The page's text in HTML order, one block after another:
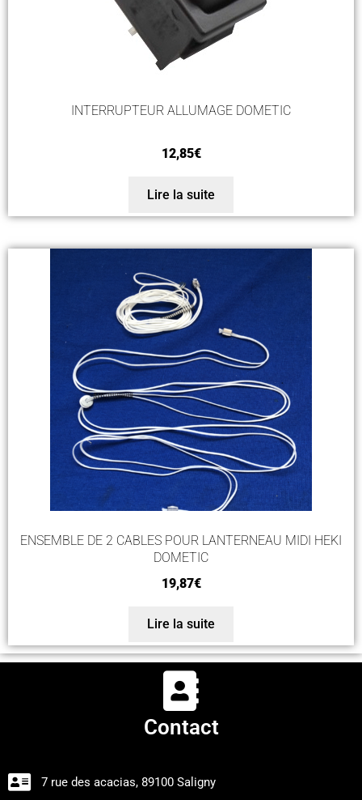
INTERRUPTEUR ALLUMAGE DOMETIC
12,85€
Lire la suite
ENSEMBLE DE 2 CABLES POUR LANTERNEAU MIDI HEKI
DOMETIC
19,87€
Lire la suite
Contact
7 rue des acacias, 89100 Saligny